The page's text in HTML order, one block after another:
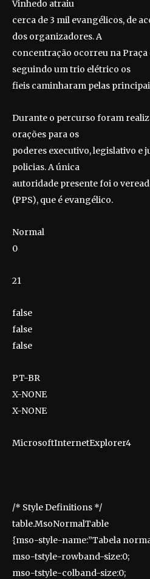
Vinhedo atraiu
cerca de 3 mil evangélicos, de
dos organizadores. A
concentração ocorreu na Praça
seguindo um trio elétrico os
fieis caminharam pelas
Durante o percurso foram
orações para os
poderes executivo, legislativo e
policias. A única
autoridade presente foi o
(PPS), que é evangélico.
Normal
0
21
false
false
false
PT-BR
X-NONE
X-NONE
MicrosoftInternetExplorer4
/* Style Definitions */
table.MsoNormalTable
{mso-style-name:”Tabela
mso-tstyle-rowband-size:0;
mso-tstyle-colband-size:0;